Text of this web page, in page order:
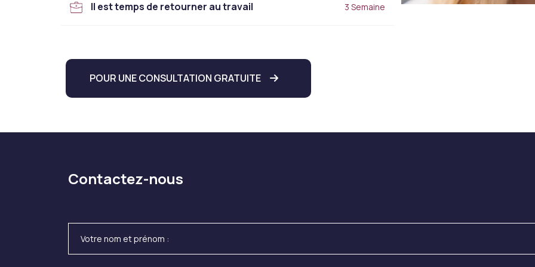
Il est temps de retourner au travail 3 Semaine
POUR UNE CONSULTATION GRATUITE
Contactez-nous